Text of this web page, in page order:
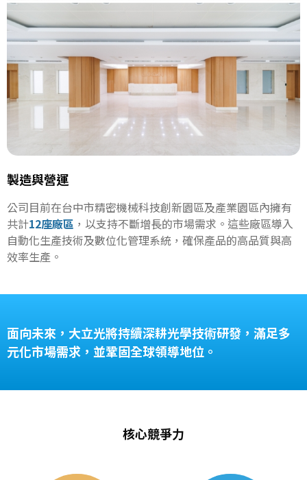
製造與營運
公司目前在台中市精密機械科技創新園區及產業園區內擁有
共計12座廠區 ，以支持不斷增長的市場需求。這些廠區導入
自動化生產技術及數位化管理系統，確保產品的高品質與高
效率生產。
面向未來，大立光將持續深耕光學技術研發，滿足多
元化市場需求，並鞏固全球領導地位。
核心競爭力